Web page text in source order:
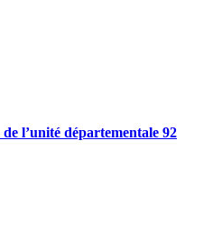
l’unité départementale 92